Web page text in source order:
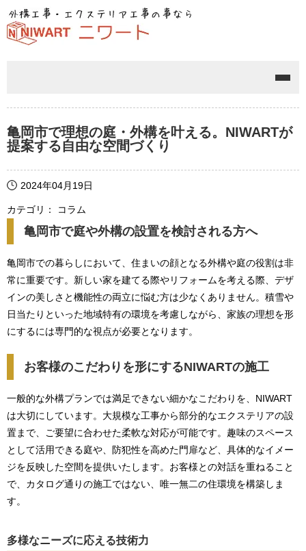
メニ
亀岡市で理想の庭・外構を叶える。NIWARTが
提案する自由な空間づくり
2024年04月19日
カテゴリ： コラム
亀岡市で庭や外構の設置を検討される方へ
亀岡市での暮らしにおいて、住まいの顔となる外構や庭の役割は非
常に重要です。新しい家を建てる際やリフォームを考える際、デザ
インの美しさと機能性の両立に悩む方は少なくありません。積雪や
日当たりといった地域特有の環境を考慮しながら、家族の理想を形
にするには専門的な視点が必要となります。
お客様のこだわりを形にするNIWARTの施工
一般的な外構プランでは満足できない細かなこだわりを、NIWART
は大切にしています。大規模な工事から部分的なエクステリアの設
置まで、ご要望に合わせた柔軟な対応が可能です。趣味のスペース
として活用できる庭や、防犯性を高めた門扉など、具体的なイメー
ジを反映した空間を提供いたします。お客様との対話を重ねること
で、カタログ通りの施工ではない、唯一無二の住環境を構築しま
す。
多様なニーズに応える技術力